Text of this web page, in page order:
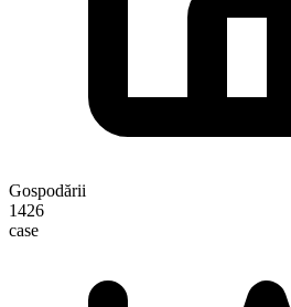
Gospodării
1426
case